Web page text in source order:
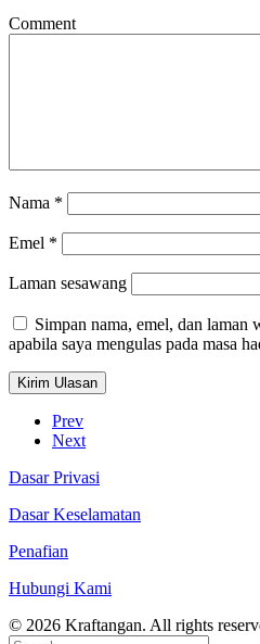
Comment
Nama *
Emel *
Laman sesawang
Simpan nama, emel, dan laman
apabila saya mengulas pada masa
Prev
Next
Dasar Privasi
Dasar Keselamatan
Penafian
Hubungi Kami
© 2026 Kraftangan. All rights